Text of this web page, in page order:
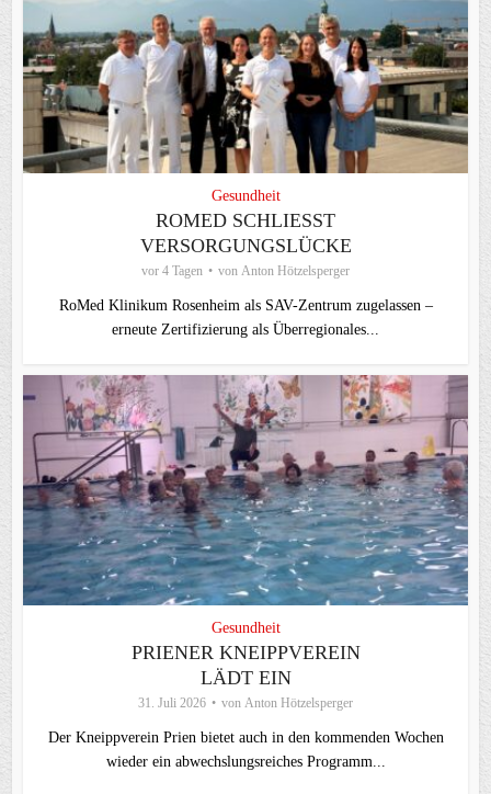
Gesundheit
ROMED SCHLIESST V
ERSORGUNGSLÜCKE
vor 4 Tagen von Anton Hötzelsperger
RoMed Klinikum Rosenheim als SAV-Zentrum zugelassen –
erneute Zertifizierung als Überregionales...
Gesundheit
PRIENER KNEIPPVEREIN
LÄDT EIN
31. Juli 2026 von Anton Hötzelsperger
Der Kneippverein Prien bietet auch in den kommenden Wochen
wieder ein abwechslungsreiches Programm...